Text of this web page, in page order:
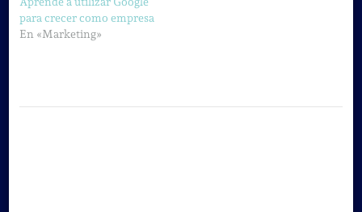
para crecer como empresa
En «Marketing»